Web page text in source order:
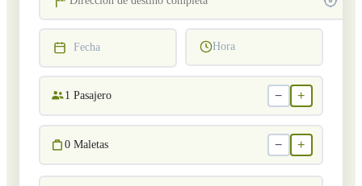
Fecha Hora
1 Pasajero − +
0 Maletas − +